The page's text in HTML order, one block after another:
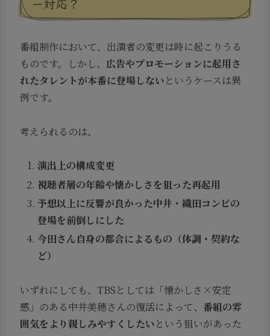
ー対応？
番組制作において、出演者の変更は時に起こりうる
ものです。しかし、 広告やプロモーションに起用さ
れたタレントが本番に登場しないというケースは異
例です。
考えられるのは、
演出上の構成変更
視聴者層の年齢や懐かしさを狙った再起用
予想以上に反響が良かった中井・織田コンビの
登場を前倒しにした
今田さん自身の都合によるもの（体調・契約な
ど）
いずれにしても、TBSとしては「懐かしさ×安定
感」のある中井美穂さんの復活によって、 番組の雰
囲気をより親しみやすくしたいという狙いがあった